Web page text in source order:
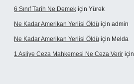
6 Sınıf Tarih Ne Demek için Yürek
Ne Kadar Amerikan Yerlisi Öldü için admin
Ne Kadar Amerikan Yerlisi Öldü için Melda
1 Asliye Ceza Mahkemesi Ne Ceza Verir için